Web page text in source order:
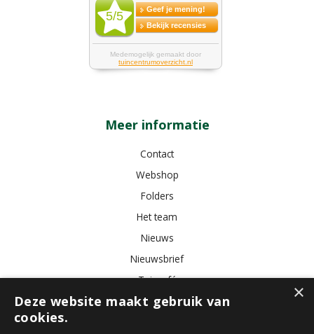
Meer informatie
Contact
Webshop
Folders
Het team
Nieuws
Nieuwsbrief
Tuincafé
Vacatures
×
Deze website maakt gebruik van
cookies.